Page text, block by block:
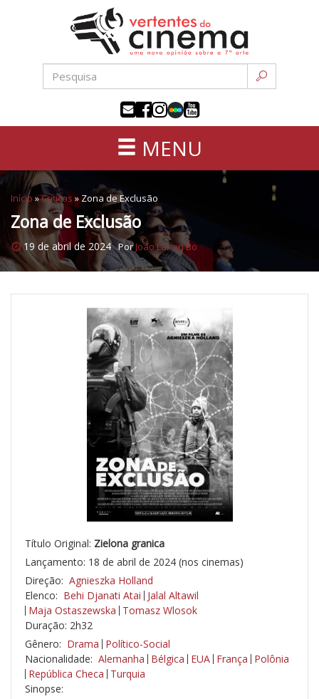
conteúdo
sétima
MENU
Início »Críticas »Zona de Exclusão
Zona de Exclusão
19 de abril de 2024 PorJoão Lanari Bo
Título Original: Zielona granica
Lançamento: 18 de abril de 2024 (nos cinemas)
Direção: Agnieszka Holland
Elenco: Behi Djanati Atai Jalal Altawil
Maja Ostaszewska Tomasz Wlosok
Duração: 2h32
Gênero: Drama Político-Social
Nacionalidade: Alemanha Bélgica EUA França Polônia
República Checa Turquia
Sinopse: